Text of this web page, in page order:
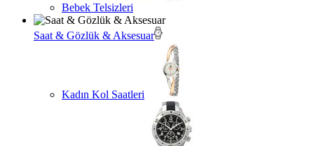
Bebek Telsizleri
Saat & Gözlük & Aksesuar
Kadın Kol Saatleri